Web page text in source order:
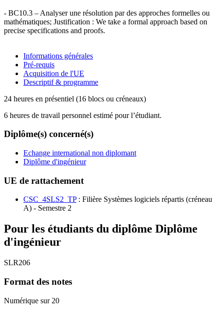
- BC10.3 – Analyser une résolution par des approches formelles ou
mathématiques; Justification : We take a formal approach based on
precise specifications and proofs.
Informations générales
Pré-requis
Acquisition de l'UE
Descriptif & programme
24 heures en présentiel (16 blocs ou créneaux)
6 heures de travail personnel estimé pour l’étudiant.
Diplôme(s) concerné(s)
Echange international non diplomant
Diplôme d'ingénieur
UE de rattachement
CSC_4SLS2_TP: Filière Systèmes logiciels répartis (créneau
A) - Semestre 2
Pour les étudiants du diplôme Diplôme
d'ingénieur
SLR206
Format des notes
Numérique sur 20